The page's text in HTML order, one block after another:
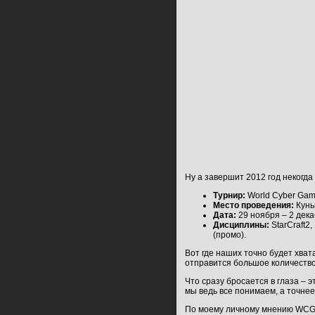
Ну а завершит 2012 год
Турнир: World Cyber
Место проведения:
Дата: 29 ноября – 2
Дисциплины: StarCraft2,
(промо).
Вот где наших точно будет
отправится большое
Что сразу бросается в глаза –
мы ведь все понимаем, а
По моему личному мнению